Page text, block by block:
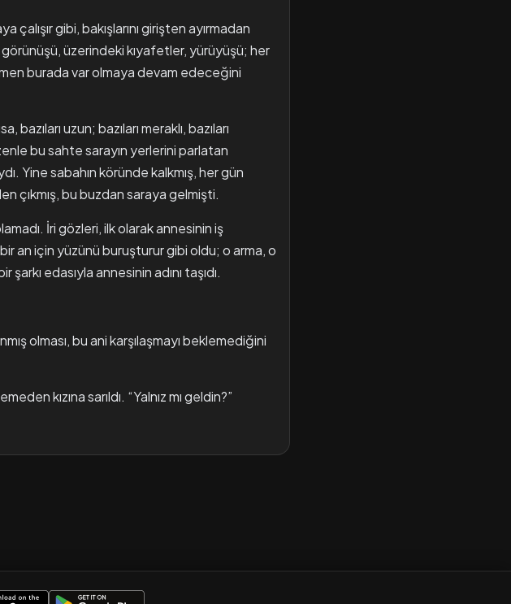
çalışır gibi, bakışlarını girişten ayırmadan
görünüşü, üzerindeki kıyafetler, yürüyüşü; her
burada var olmaya devam edeceğini
bazıları uzun; bazıları meraklı, bazıları
bu sahte sarayın yerlerini parlatan
Yine sabahın köründe kalkmış, her gün
çıkmış, bu buzdan saraya gelmişti.
İri gözleri, ilk olarak annesinin iş
an için yüzünü buruşturur gibi oldu; o arma, o
edasıyla annesinin adını taşıdı.
olması, bu ani karşılaşmayı beklemediğini
kızına sarıldı. “Yalnız mı geldin?”